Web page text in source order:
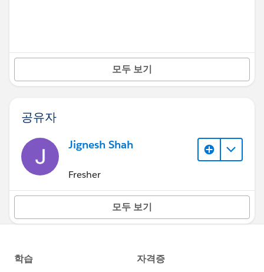
모두 보기
공유자
Jignesh Shah
Fresher
모두 보기